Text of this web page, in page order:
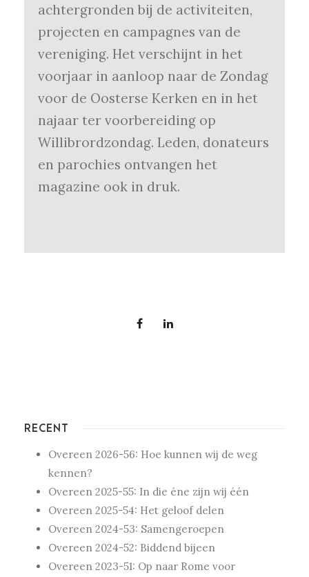
achtergronden bij de activiteiten,
projecten en campagnes van de
vereniging. Het verschijnt in het
voorjaar in aanloop naar de Zondag
voor de Oosterse Kerken en in het
najaar ter voorbereiding op
Willibrordzondag. Leden, donateurs
en parochies ontvangen het
magazine ook in druk.
RECENT
Overeen 2026-56: Hoe kunnen wij de weg
kennen?
Overeen 2025-55: In die éne zijn wij één
Overeen 2025-54: Het geloof delen
Overeen 2024-53: Samengeroepen
Overeen 2024-52: Biddend bijeen
Overeen 2023-51: Op naar Rome voor